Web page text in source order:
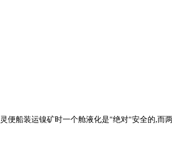
便船装运镍矿时一个舱液化是"绝对"安全的,而